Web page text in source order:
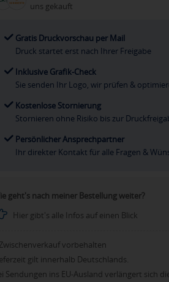
uns gekauft
Gratis Druckvorschau per Mail
Druck startet erst nach Ihrer Freigabe
Inklusive Grafik-Check
Sie senden Ihr Logo, wir prüfen &
Kostenlose Stornierung
Stornieren ohne Risiko bis zur
Persönlicher Ansprechpartner
Ihr direkter Kontakt für alle Fragen &
geht's nach meiner Bestellung weiter?
Hier gibt's alle Infos auf einen Blick
Zwischenverkauf vorbehalten
gilt innerhalb Deutschlands.
Sendungen ins EU-Ausland verlängert sich